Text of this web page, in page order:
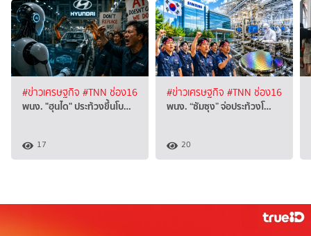
#ข่าวเศรษฐกิจ #TNN ช่อง16
พนง. "ฮุนได" ประท้วงขึ้นโบ…
17
#ข่าวเศรษฐกิจ #TNN ช่อง16
พนง. “ซัมซุง” จ่อประท้วงโ…
20